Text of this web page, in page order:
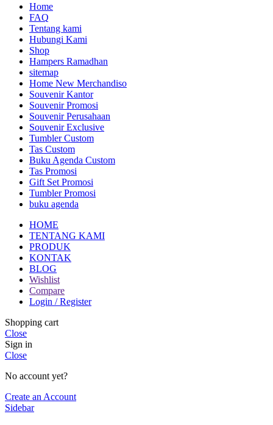
Home
FAQ
Tentang kami
Hubungi Kami
Shop
Hampers Ramadhan
sitemap
Home New Merchandiso
Souvenir Kantor
Souvenir Promosi
Souvenir Perusahaan
Souvenir Exclusive
Tumbler Custom
Tas Custom
Buku Agenda Custom
Tas Promosi
Gift Set Promosi
Tumbler Promosi
buku agenda
HOME
TENTANG KAMI
PRODUK
KONTAK
BLOG
Wishlist
Compare
Login / Register
Shopping cart
Close
Sign in
Close
No account yet?
Create an Account
Sidebar